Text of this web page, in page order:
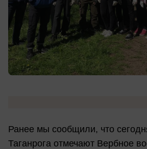
Ранее мы сообщили, что
Таганрога отмечают Вербное